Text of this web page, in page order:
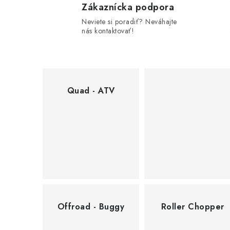
Zákaznícka podpora
Neviete si poradiť? Neváhajte
nás kontaktovať!
Quad - ATV
Offroad - Buggy Roller Chopper